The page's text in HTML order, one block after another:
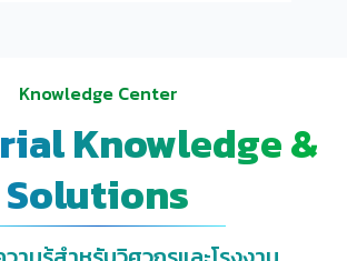
Knowledge Center
Knowledge &
Solutions